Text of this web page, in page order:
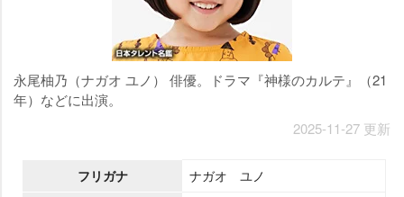
永尾柚乃（ナガオ ユノ） 俳優。ドラマ『神様のカルテ』（21
年）などに出演。
2025-11-27 更新
フリガナ
ナガオ ユノ